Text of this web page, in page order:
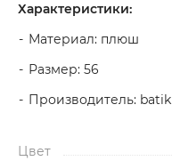
Характеристики:
Материал: плюш
Размер: 56
Производитель: batik
Цвет